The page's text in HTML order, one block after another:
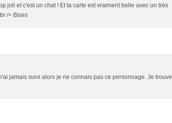
joli et c'est un chat ! Et ta carte est vraiment belle avec un très
/> Bises
jamais suivi alors je ne connais pas ce personnage. Je trouve